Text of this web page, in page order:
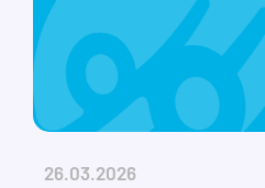
26.03.2026